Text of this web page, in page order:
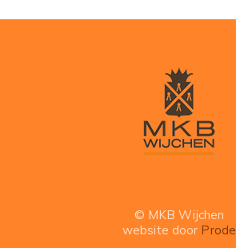
© MKB Wijchen
website door Prode